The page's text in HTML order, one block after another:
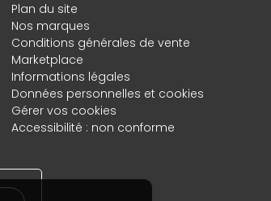
Plan du site
Nos marques
Conditions générales de vente
Marketplace
Informations légales
Données personnelles et cookies
Gérer vos cookies
Accessibilité : non conforme